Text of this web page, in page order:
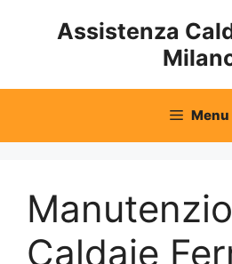
Assistenza
Menu
Caldaie